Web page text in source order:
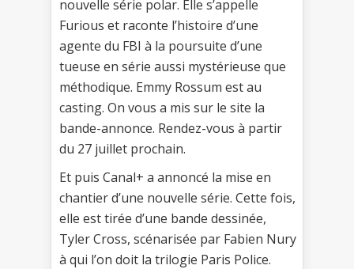
nouvelle série polar. Elle s’appelle
Furious et raconte l’histoire d’une
agente du FBI à la poursuite d’une
tueuse en série aussi mystérieuse que
méthodique. Emmy Rossum est au
casting. On vous a mis sur le site la
bande-annonce. Rendez-vous à partir
du 27 juillet prochain.
Et puis Canal+ a annoncé la mise en
chantier d’une nouvelle série. Cette fois,
elle est tirée d’une bande dessinée,
Tyler Cross, scénarisée par Fabien Nury
à qui l’on doit la trilogie Paris Police.